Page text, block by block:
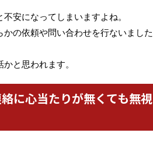
安になってしまいますよね。
の依頼や問い合わせを行ないました
と思われます。
に心当たりが無くても無視